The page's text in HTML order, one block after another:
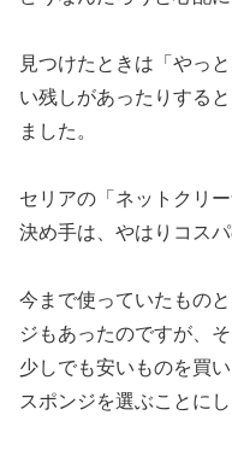
見つけたときは「やっ
い残しがあったりする
ました。
セリアの「ネットクリ
決め手は、やはりコスパ
今まで使っていたもの
ジもあったのですが、
少しでも安いものを買
スポンジを選ぶことにし